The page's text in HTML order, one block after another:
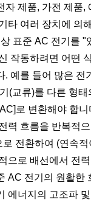
자 제품, 가전 제품,
타 여러 장치에 의
표준 AC 전기를 "
작동하려면 어떤
. 예를 들어 많은 전
(교류)를 다른 형태
로 변환해야 합
력 흐름을 반복적
전환하여 (연속
으로 배선에서 전
AC 전기의 원활한
에너지의 고조파